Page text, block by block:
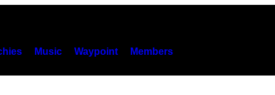
Music Waypoint Members